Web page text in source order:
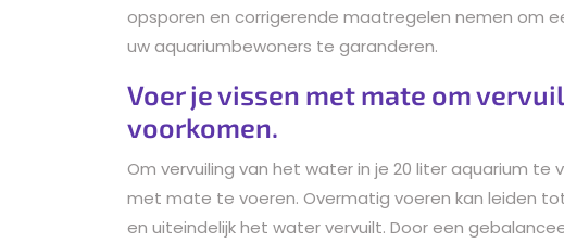
opsporen en corrigerende maatregelen nemen om
uw aquariumbewoners te garanderen.
Voer je vissen met mate om
voorkomen.
Om vervuiling van het water in je 20 liter aquarium te
met mate te voeren. Overmatig voeren kan leiden
en uiteindelijk het water vervuilt. Door een